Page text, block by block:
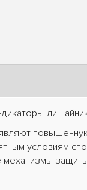
условиям
механизмы